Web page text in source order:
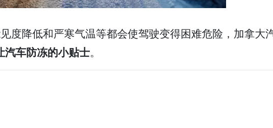
度降低和严寒气温等都会使驾驶变得困难危险，加拿大
汽车防冻的小贴士。